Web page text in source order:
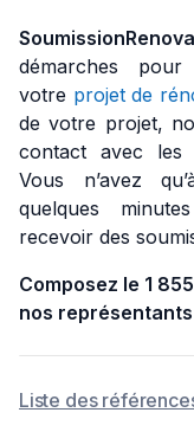
démarches
votre projet de
de votre projet,
contact avec les
Vous n’avez
quelques
recevoir des
Composez le 1
nos
Liste des